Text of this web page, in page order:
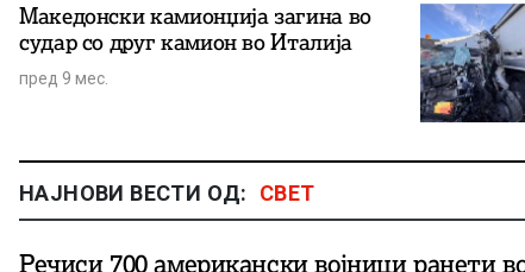
Македонски камионџија загина во
судар со друг камион во Италија
пред 9 мес.
НАЈНОВИ ВЕСТИ ОД: СВЕТ
Речиси 700 американски војници ранети